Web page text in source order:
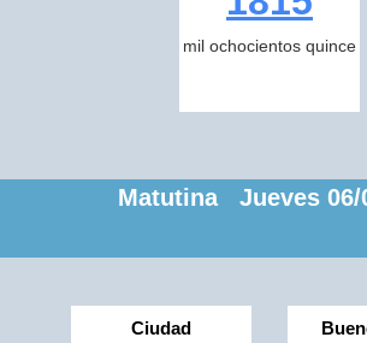
mil ochocientos quince
Matutina Jueves 06/
Ciudad